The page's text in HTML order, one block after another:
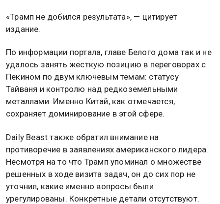
«Трамп не добился результата», — цитирует
издание.
По информации портала, главе Белого дома так и не
удалось занять жесткую позицию в переговорах с
Пекином по двум ключевым темам: статусу
Тайваня и контролю над редкоземельными
металлами. Именно Китай, как отмечается,
сохраняет доминирование в этой сфере.
Daily Beast также обратил внимание на
противоречие в заявлениях американского лидера.
Несмотря на то что Трамп упоминал о множестве
решенных в ходе визита задач, он до сих пор не
уточнил, какие именно вопросы были
урегулированы. Конкретные детали отсутствуют.